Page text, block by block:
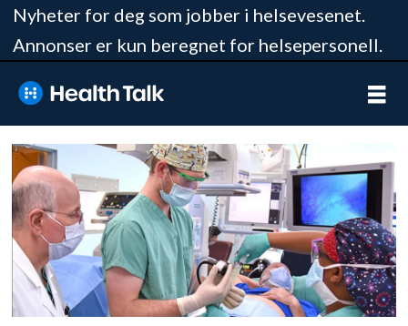
Nyheter for deg som jobber i helsevesenet.
Annonser er kun beregnet for helsepersonell.
Tag:
blålys-
cystoskopi